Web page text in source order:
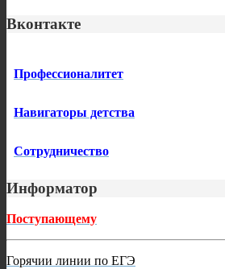
Вконтакте
Профессионалитет
Навигаторы детства
Сотрудничество
Информатор
Поступающему
Горячии линии по ЕГЭ